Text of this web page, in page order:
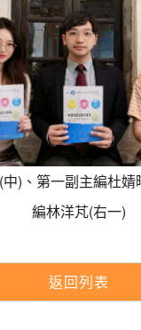
)、第一副主編杜
編林洋芃(右一)
返回列表